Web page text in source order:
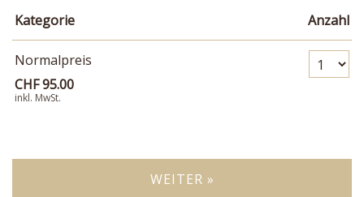
Kategorie Anzahl
Normalpreis
CHF 95.00
inkl. MwSt.
Anzahl Tickets
WEITER »